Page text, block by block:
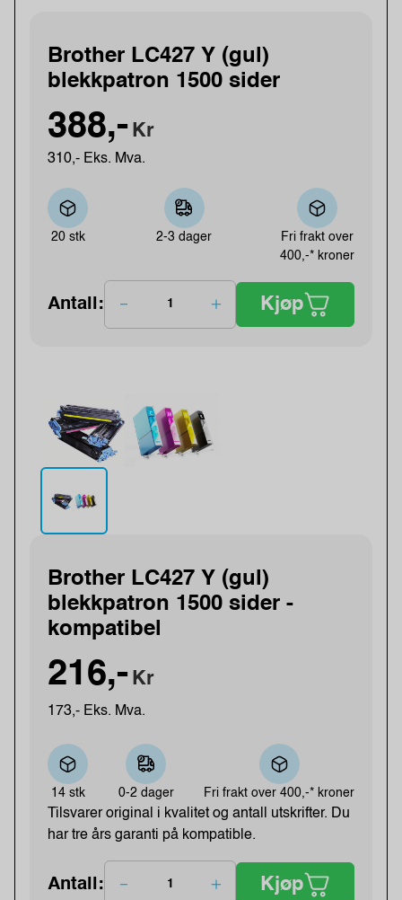
Brother LC427 Y (gul)
blekkpatron 1500 sider
388,- Kr
310,- Eks. Mva.
20 stk 2-3 dager
Fri frakt over
400,-* kroner
Antall: Kjøp
Brother LC427 Y (gul)
blekkpatron 1500 sider -
kompatibel
216,- Kr
173,- Eks. Mva.
14 stk 0-2 dager Fri frakt over 400,-* kroner
Tilsvarer original i kvalitet og antall utskrifter. Du
har tre års garanti på kompatible.
Antall: Kjøp